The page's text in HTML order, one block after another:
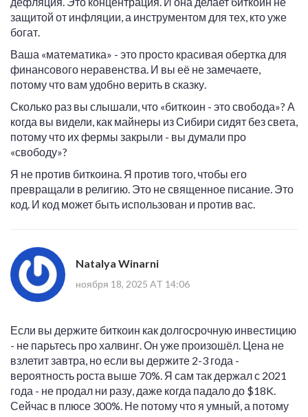
защитой от инфляции, а инструментом для тех, кто уже
богат.
Ваша «математика» - это просто красивая обертка для
финансового неравенства. И вы её не замечаете,
потому что вам удобно верить в сказку.
Сколько раз вы слышали, что «биткоин - это свобода»? А
когда вы видели, как майнеры из Сибири сидят без света,
потому что их фермы закрыли - вы думали про
«свободу»?
Я не против биткоина. Я против того, чтобы его
превращали в религию. Это не священное писание. Это
код. И код может быть использован и против вас.
Natalya Winarni
ноября 18, 2025 AT 14:06
Если вы держите биткоин как долгосрочную инвестицию
- не парьтесь про халвинг. Он уже произошёл. Цена не
взлетит завтра, но если вы держите 2-3 года -
вероятность роста выше 70%. Я сам так держал с 2021
года - не продал ни разу, даже когда падало до $18K.
Сейчас в плюсе 300%. Не потому что я умный, а потому